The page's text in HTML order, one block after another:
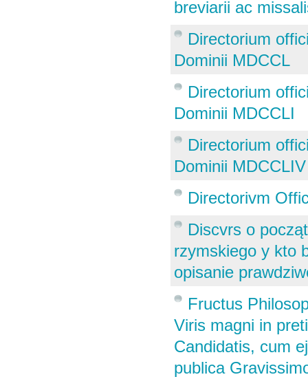
breviarii ac
Directorium
Dominii MDCCL
Directorium
Dominii MDCCLI
Directorium
Dominii MDCCLIV
Directorivm
Discvrs o
rzymskiego y kto
opisanie
Fructus
Viris magni in
Candidatis, cum
publica